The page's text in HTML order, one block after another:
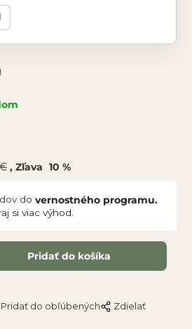
Zľava 10 %
do vernostného programu.
si viac výhod.
Pridať do obľúbených Zdielať